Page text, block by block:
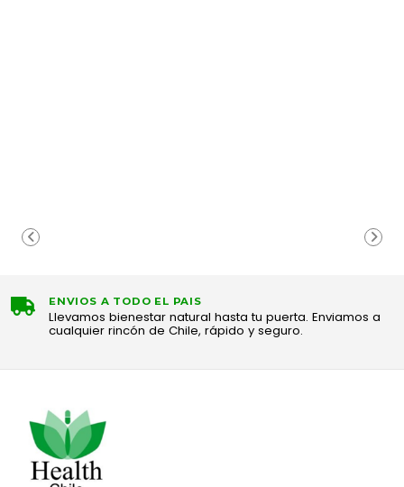
ENVIOS A TODO EL PAIS
Llevamos bienestar natural hasta tu puerta. Enviamos a
cualquier rincón de Chile, rápido y seguro.